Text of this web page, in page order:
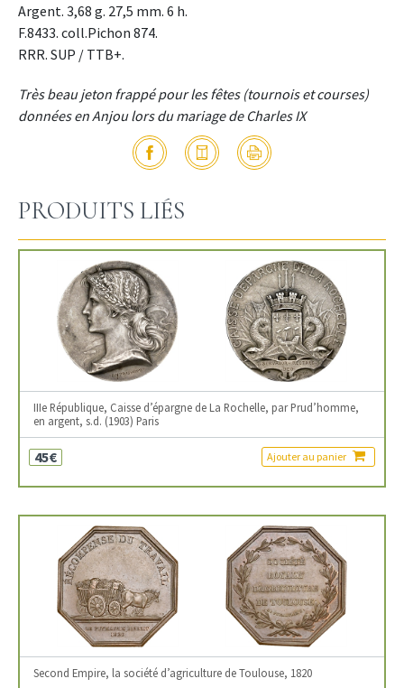
Argent. 3,68 g. 27,5 mm. 6 h.
F.8433. coll.Pichon 874.
RRR. SUP / TTB+.
Très beau jeton frappé pour les fêtes (tournois et courses)
données en Anjou lors du mariage de Charles IX
PRODUITS LIÉS
IIIe République, Caisse d’épargne de La Rochelle, par Prud’homme,
en argent, s.d. (1903) Paris
45€ Ajouter au panier
Second Empire, la société d’agriculture de Toulouse, 1820